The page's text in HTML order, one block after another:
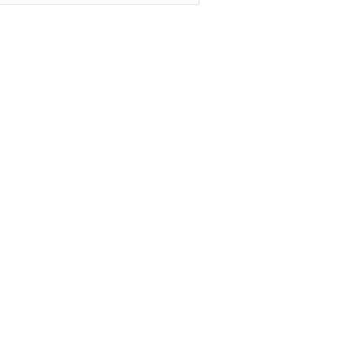
एज्युकेशन फाऊंडेशन द्वारा